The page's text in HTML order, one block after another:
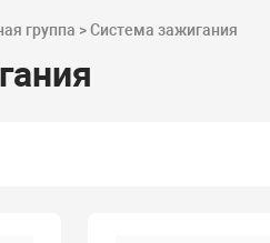
группа > Система зажигания